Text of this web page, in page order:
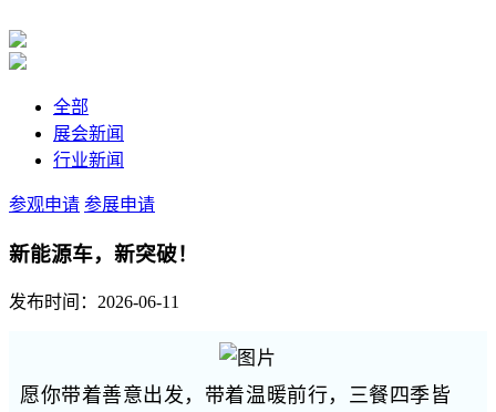
全部
展会新闻
行业新闻
参观申请 参展申请
新能源车，新突破！
发布时间：2026-06-11
愿你带着善意出发，带着温暖前行，三餐四季皆